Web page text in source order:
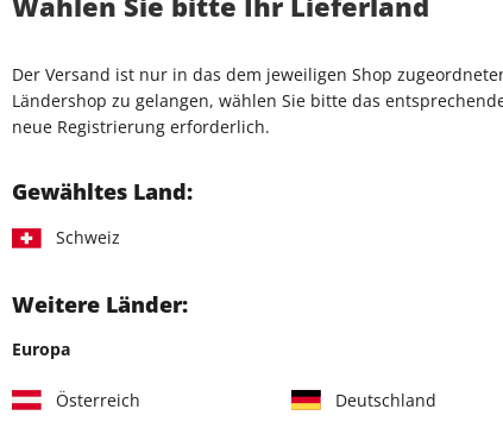
COMPUTEC MEDIA GmbH
Direkt vom Verlag
Der Versand ist nur in das dem jeweiligen Shop
Ländershop zu gelangen, wählen Sie bitte das
neue Registrierung erforderlich.
Gewähltes Land:
Schweiz
Weitere Länder:
Europa
Österreich Deutschland